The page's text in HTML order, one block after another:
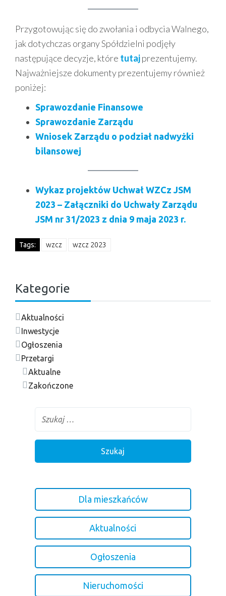
Przygotowując się do zwołania i odbycia Walnego,
jak dotychczas organy Spółdzielni podjęły
następujące decyzje, które tutajprezentujemy.
Najważniejsze dokumenty prezentujemy również
poniżej:
Sprawozdanie Finansowe
Sprawozdanie Zarządu
Wniosek Zarządu o podział nadwyżki
bilansowej
Wykaz projektów Uchwał WZCz JSM
2023 – Załączniki do Uchwały Zarządu
JSM nr 31/2023 z dnia 9 maja 2023 r.
Tags: wzcz wzcz 2023
Kategorie
Aktualności
Inwestycje
Ogłoszenia
Przetargi
Aktualne
Zakończone
Dla mieszkańców
Aktualności
Ogłoszenia
Nieruchomości